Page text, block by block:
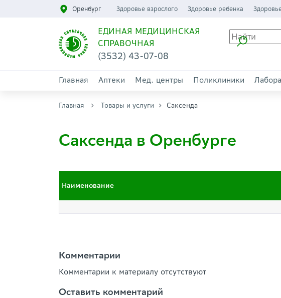
Оренбург Здоровье взрослого Здоровье ребенка
ЕДИНАЯ МЕДИЦИНСКАЯ
СПРАВОЧНАЯ
(3532) 43-07-08
Главная Аптеки Мед. центры Поликлиники
Главная Товары и услуги Саксенда
Саксенда в Оренбурге
Наименование
Комментарии
Комментарии к материалу отсутствуют
Оставить комментарий